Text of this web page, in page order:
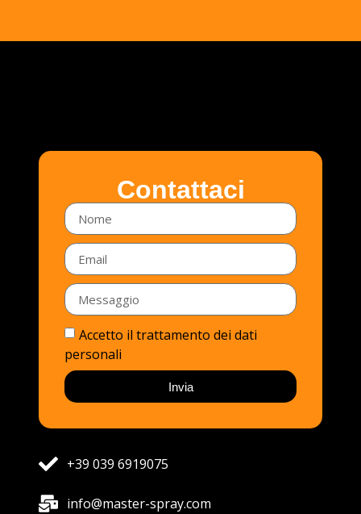
Contattaci
Accetto il trattamento dei dati
personali
Invia
+39 039 6919075
info@master-spray.com